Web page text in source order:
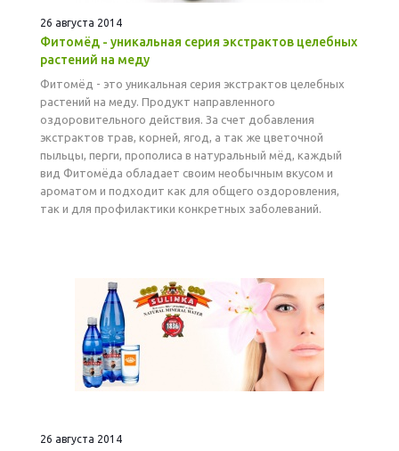
26 августа 2014
Фитомёд - уникальная серия экстрактов целебных
растений на меду
Фитомёд - это уникальная серия экстрактов целебных
растений на меду. Продукт направленного
оздоровительного действия. За счет добавления
экстрактов трав, корней, ягод, а так же цветочной
пыльцы, перги, прополиса в натуральный мёд, каждый
вид Фитомёда обладает своим необычным вкусом и
ароматом и подходит как для общего оздоровления,
так и для профилактики конкретных заболеваний.
26 августа 2014